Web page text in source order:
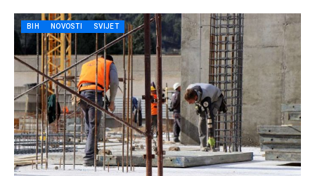
BIH NOVOSTI SVIJET